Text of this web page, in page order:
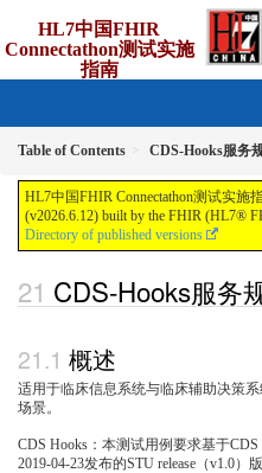
HL7中国FHIR
Connectathon测试实施
指南
Table of Contents CDS-Hooks服务
HL7中国FHIR Connectathon测试实施
(v2026.6.12) built by the FHIR (HL7®
Directory of published versions
CDS-Hooks服务
概述
适用于临床信息系统与临床辅助决策
场景。
CDS Hooks：本测试用例要求基于CDS
2019-04-23发布的STU release（v1.0）